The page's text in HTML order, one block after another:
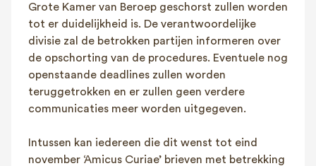
Grote Kamer van Beroep geschorst zullen worden
tot er duidelijkheid is. De verantwoordelijke
divisie zal de betrokken partijen informeren over
de opschorting van de procedures. Eventuele nog
openstaande deadlines zullen worden
teruggetrokken en er zullen geen verdere
communicaties meer worden uitgegeven.
Intussen kan iedereen die dit wenst tot eind
november ‘Amicus Curiae’ brieven met betrekking